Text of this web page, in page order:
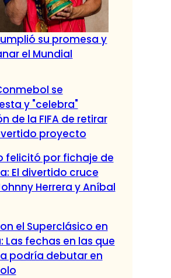
su promesa y
el Mundial
se
y "celebra"
de la FIFA de retirar
proyecto
felicitó por fichaje de
El divertido cruce
Herrera y Aníbal
el Superclásico en
Las fechas en las que
podría debutar en